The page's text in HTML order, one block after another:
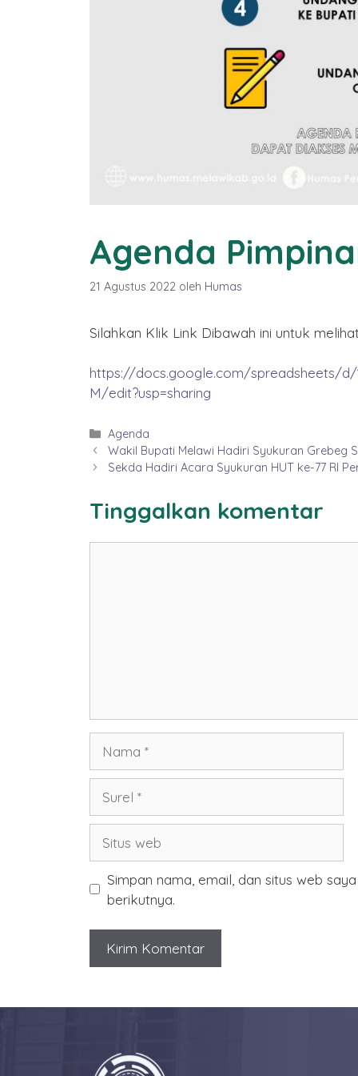
Agenda
21 Agustus 2022 oleh Humas
Silahkan Klik Link Dibawah ini untuk
https://docs.google.com/spreadsheets/d/
M/edit?usp=sharing
Kategori
Agenda
Wakil Bupati Melawi Hadiri Syukuran Grebeg
Sekda Hadiri Acara Syukuran HUT ke-77 RI
Tinggalkan komentar
web
Simpan nama, email, dan situs web
berikutnya.
2577 Kongzili